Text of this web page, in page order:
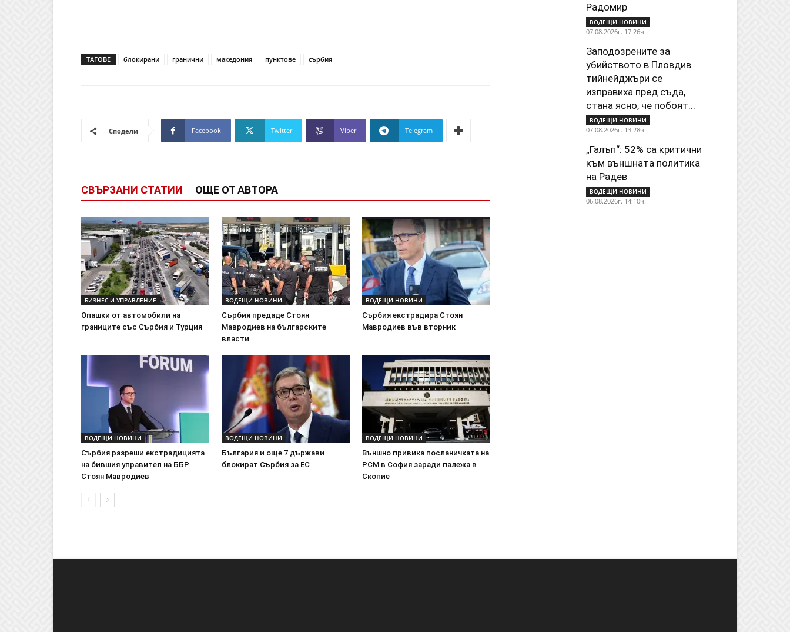
ТАГОВЕ блокирани гранични македония пунктове сърбия
Сподели Facebook Twitter Viber Telegram
СВЪРЗАНИ СТАТИИ ОЩЕ ОТ АВТОРА
БИЗНЕС И УПРАВЛЕНИЕ
Опашки от автомобили на
границите със Сърбия и Турция
ВОДЕЩИ НОВИНИ
Сърбия предаде Стоян
Мавродиев на българските
власти
ВОДЕЩИ НОВИНИ
Сърбия екстрадира Стоян
Мавродиев във вторник
ВОДЕЩИ НОВИНИ
Сърбия разреши екстрадицията
на бившия управител на ББР
Стоян Мавродиев
ВОДЕЩИ НОВИНИ
България и още 7 държави
блокират Сърбия за ЕС
ВОДЕЩИ НОВИНИ
Външно привика посланичката на
РСМ в София заради палежа в
Скопие
Радомир
ВОДЕЩИ НОВИНИ
07.08.2026г. 17:26ч.
Заподозрените за
убийството в Пловдив
тийнейджъри се
изправиха пред съда,
стана ясно, че побоят...
ВОДЕЩИ НОВИНИ
07.08.2026г. 13:28ч.
„Галъп“: 52% са критични
към външната политика
на Радев
ВОДЕЩИ НОВИНИ
06.08.2026г. 14:10ч.